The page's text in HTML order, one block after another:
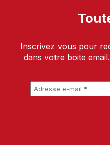
Inscrivez vous pour
dans votre boite